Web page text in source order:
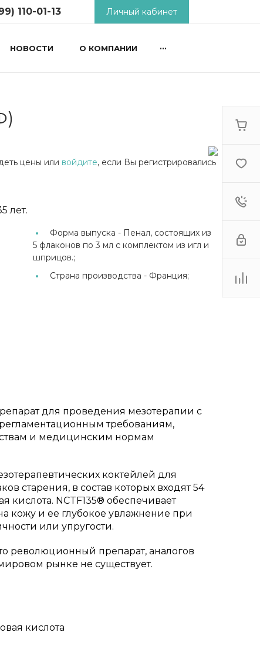
110-01-13
110-01-13
- 18:00
Личный кабинет
НОВОСТИ О КОМПАНИИ ...
цены или войдите, если Вы регистрировались
лет.
Форма выпуска - Пенал, состоящих из
5 флаконов по 3 мл с комплектом из игл и
шприцов.;
Страна производства - Франция;
для проведения мезотерапии с
требованиям,
и медицинским нормам
коктейлей для
старения, в состав которых входят 54
кислота. NCTF135® обеспечивает
кожу и ее глубокое увлажнение при
или упругости.
революционный препарат, аналогов
рынке не существует.
кислота